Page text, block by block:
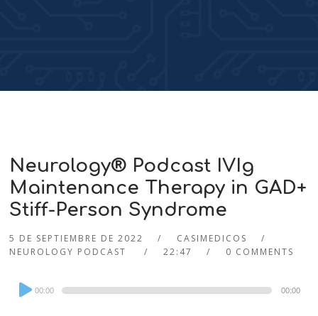
Neurology® Podcast IVIg
Maintenance Therapy in GAD+
Stiff-Person Syndrome
5 DE SEPTIEMBRE DE 2022
CASIMEDICOS
NEUROLOGY PODCAST
22:47 0 COMMENTS
Audio
Player
00:00 00:00